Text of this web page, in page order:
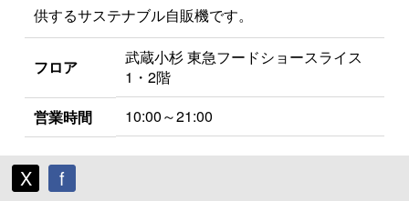
供するサステナブル自販機です。
フロア
武蔵小杉 東急フードショースライス
1・2階
営業時間
10:00～21:00
X f